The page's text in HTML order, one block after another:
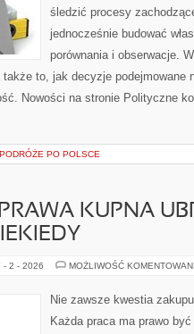
śledzić procesy
jednocześnie budować
porównania i obserwacje.
to, jak decyzje podejmowane
Nowości na stronie Polityczne
PO POLSCE
KUPNA
- 2 - 2026 MOŻLIWOŚĆ
Nie zawsze kwestia
Każda praca ma prawo